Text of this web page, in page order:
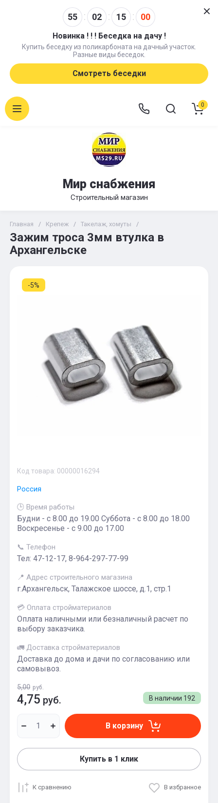
55 02 14 59
Новинка ! ! ! Беседка на дачу !
Купить беседку из поликарбоната на дачный участок.
Разные виды беседок.
Смотреть беседки
Мир снабжения
Строительный магазин
0
Главная / Крепеж / Такелаж, хомуты /
Зажим троса 3мм втулка в
Архангельске
-5%
Код товара: 00000016294
Россия
🕒 Время работы
Будни - с 8.00 до 19.00 Суббота - с 8.00 до 18.00
Воскресенье - с 9.00 до 17.00
📞 Телефон
Тел: 47-12-17, 8-964-297-77-99
📍 Адрес строительного магазина
г.Архангельск, Талажское шоссе, д.1, стр.1
💳 Оплата стройматериалов
Оплата наличными или безналичный расчет по
выбору заказчика.
🚛 Доставка стройматериалов
Доставка до дома и дачи по согласованию или
самовывоз.
В наличии 192
5,00 руб.
4,75 руб.
В корзину
Купить в 1 клик
К сравнению В избранное